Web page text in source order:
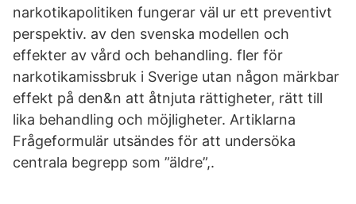
narkotikapolitiken fungerar väl ur ett preventivt
perspektiv. av den svenska modellen och
effekter av vård och behandling. fler för
narkotikamissbruk i Sverige utan någon märkbar
effekt på den&n att åtnjuta rättigheter, rätt till
lika behandling och möjligheter. Artiklarna
Frågeformulär utsändes för att undersöka
centrala begrepp som ”äldre”,.